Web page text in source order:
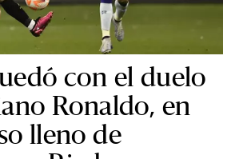
con el duelo
Ronaldo, en
lleno de